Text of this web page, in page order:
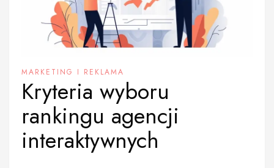
MARKETING I REKLAMA
Kryteria wyboru
rankingu agencji
interaktywnych